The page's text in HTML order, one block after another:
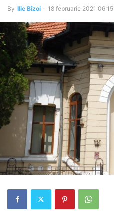
By Ilie Bîzoi - 18 februarie 2021 06:15